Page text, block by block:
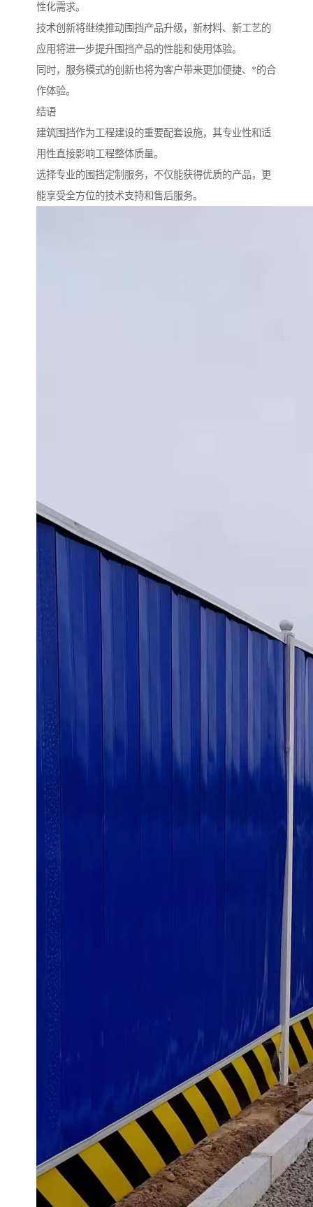
性化需求。
技术创新将继续推动围挡产品升级，新材料、新工艺的
应用将进一步提升围挡产品的性能和使用体验。
同时，服务模式的创新也将为客户带来更加便捷、*的合
作体验。
结语
建筑围挡作为工程建设的重要配套设施，其专业性和适
用性直接影响工程整体质量。
选择专业的围挡定制服务，不仅能获得优质的产品，更
能享受全方位的技术支持和售后服务。